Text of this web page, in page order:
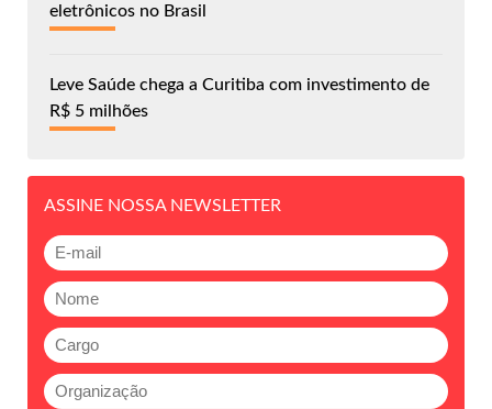
eletrônicos no Brasil
Leve Saúde chega a Curitiba com investimento de
R$ 5 milhões
ASSINE NOSSA NEWSLETTER